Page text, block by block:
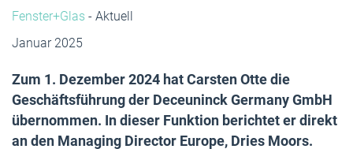
Fenster+Glas - Aktuell
Januar 2025
Zum 1. Dezember 2024 hat Carsten Otte die
Geschäftsführung der Deceuninck Germany GmbH
übernommen. In dieser Funktion berichtet er direkt
an den Managing Director Europe, Dries Moors.